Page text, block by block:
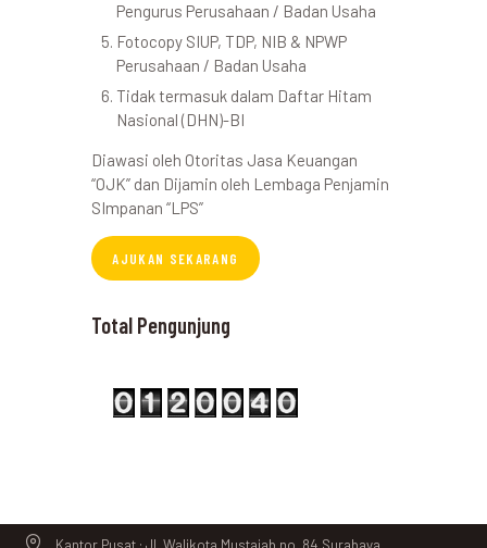
Pengurus Perusahaan / Badan Usaha
Fotocopy SIUP, TDP, NIB & NPWP
Perusahaan / Badan Usaha
Tidak termasuk dalam Daftar Hitam
Nasional (DHN)-BI
Diawasi oleh Otoritas Jasa Keuangan
“OJK” dan Dijamin oleh Lembaga Penjamin
SImpanan “LPS”
AJUKAN SEKARANG
Total Pengunjung
Kantor Pusat : Jl. Walikota Mustajab no. 84 Surabaya